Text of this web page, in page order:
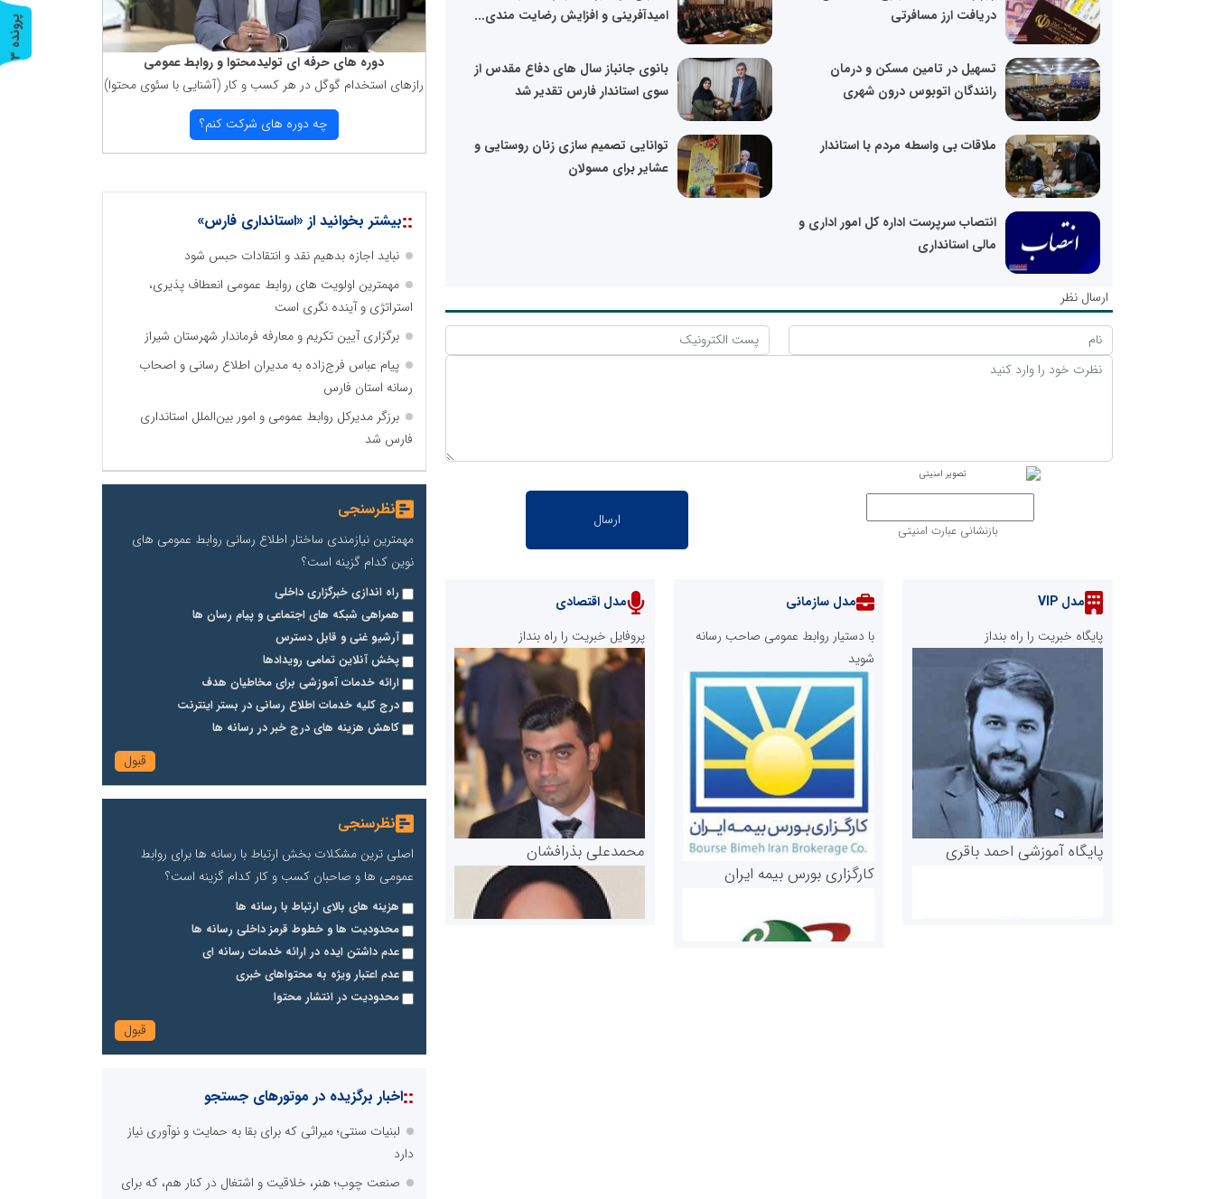
دریافت ارز مسافرتی
امیدآفرینی و افزایش رضایت مندی...
تسهیل در تامین مسکن و درمان
رانندگان اتوبوس درون شهری
بانوی جانباز سال های دفاع مقدس از
سوی استاندار فارس تقدیر شد
ملاقات بی واسطه مردم با استاندار
توانایی تصمیم سازی زنان روستایی و
عشایر برای مسولان
انتصاب سرپرست اداره کل امور اداری و
مالی استانداری
ارسال نظر
بازنشانی عبارت امنیتی
مدل VIP
پایگاه خبریت را راه بنداز
پایگاه آموزشی احمد باقری
مدل سازمانی
با دستیار روابط عمومی صاحب رسانه
شوید
کارگزاری بورس بیمه ایران
مدل اقتصادی
پروفایل خبریت را راه بنداز
محمدعلی بذرافشان
دوره های حرفه ای تولیدمحتوا و روابط عمومی
رازهای استخدام گوگل در هر كسب و كار (آشنایی با سئوی محتوا)
چه دوره های شركت كنم؟
::بیشتر بخوانید از «استانداری فارس»
نباید اجازه بدهیم نقد و انتقادات حبس شود
مهمترین اولویت های روابط عمومی انعطاف پذیری،
استراتژی و آینده نگری است
برگزاری آیین تکریم و معارفه فرماندار شهرستان شیراز
پیام عباس فرج‌زاده به مدیران اطلاع رسانی و اصحاب
رسانه استان فارس
برزگر مدیرکل روابط عمومی و امور بین‌الملل استانداری
فارس شد
نظرسنجی
مهمترین نیازمندی ساختار اطلاع رسانی روابط عمومی های
نوین کدام گزینه است؟
راه اندازی خبرگزاری داخلی
همراهی شبکه های اجتماعی و پیام رسان ها
آرشیو غنی و قابل دسترس
پخش آنلاین تمامی رویدادها
ارائه خدمات آموزشی برای مخاطیان هدف
درج کلیه خدمات اطلاع رسانی در بستر اینترنت
کاهش هزینه های درج خبر در رسانه ها
نظرسنجی
اصلی ترین مشکلات بخش ارتباط با رسانه ها برای روابط
عمومی ها و صاحبان کسب و کار کدام گزینه است؟
هزینه های بالای ارتباط با رسانه ها
محدودیت ها و خطوط قرمز داخلی رسانه ها
عدم داشتن ایده در ارائه خدمات رسانه ای
عدم اعتبار ویژه به محتواهای خبری
محدودیت در انتشار محتوا
::اخبار برگزیده در موتورهای جستجو
لبنیات سنتی؛ میراثی که برای بقا به حمایت و نوآوری نیاز
دارد
صنعت چوب؛ هنر، خلاقیت و اشتغال در کنار هم، که برای
پ
ر
و
ن
د
ه
3